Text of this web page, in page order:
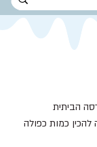
הביתית
להכין כמות כפולה